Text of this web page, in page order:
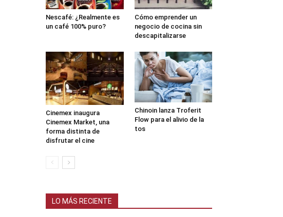
Nescafé: ¿Realmente es
un café 100% puro?
Cómo emprender un
negocio de cocina sin
descapitalizarse
Cinemex inaugura
Cinemex Market, una
forma distinta de
disfrutar el cine
Chinoin lanza Troferit
Flow para el alivio de la
tos
LO MÁS RECIENTE